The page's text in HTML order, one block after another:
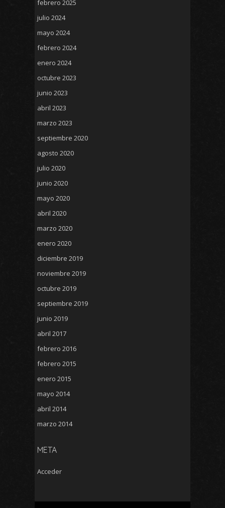
febrero 2025
julio 2024
mayo 2024
febrero 2024
enero 2024
octubre 2023
junio 2023
abril 2023
marzo 2023
septiembre 2020
agosto 2020
julio 2020
junio 2020
mayo 2020
abril 2020
marzo 2020
enero 2020
diciembre 2019
noviembre 2019
octubre 2019
septiembre 2019
junio 2019
abril 2017
febrero 2016
febrero 2015
enero 2015
mayo 2014
abril 2014
marzo 2014
META
Acceder